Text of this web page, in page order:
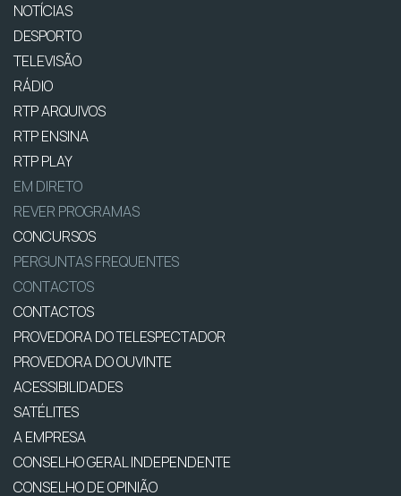
NOTÍCIAS
DESPORTO
TELEVISÃO
RÁDIO
RTP ARQUIVOS
RTP ENSINA
RTP PLAY
EM DIRETO
REVER PROGRAMAS
CONCURSOS
PERGUNTAS FREQUENTES
CONTACTOS
CONTACTOS
PROVEDORA DO TELESPECTADOR
PROVEDORA DO OUVINTE
ACESSIBILIDADES
SATÉLITES
A EMPRESA
CONSELHO GERAL INDEPENDENTE
CONSELHO DE OPINIÃO